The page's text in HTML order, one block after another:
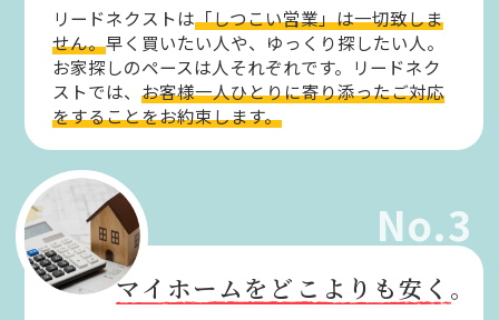
リードネクストは「しつこい営業」は一切致しま
せん。早く買いたい人や、ゆっくり探したい人。
お家探しのペースは人それぞれです。リードネク
ストでは、お客様一人ひとりに寄り添ったご対応
をすることをお約束します。
No.3
マイホームをどこよりも安く。